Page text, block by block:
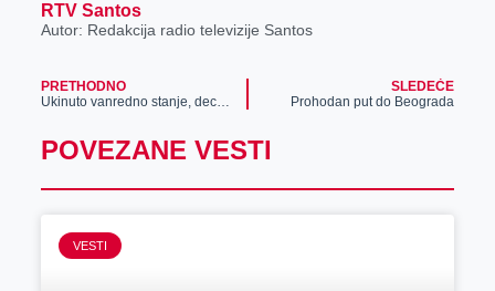
RTV Santos
Autor: Redakcija radio televizije Santos
PRETHODNO
Ukinuto vanredno stanje, deca od sutra kreću u školu
SLEDEĆE
Prohodan put do Beograda
POVEZANE VESTI
VESTI